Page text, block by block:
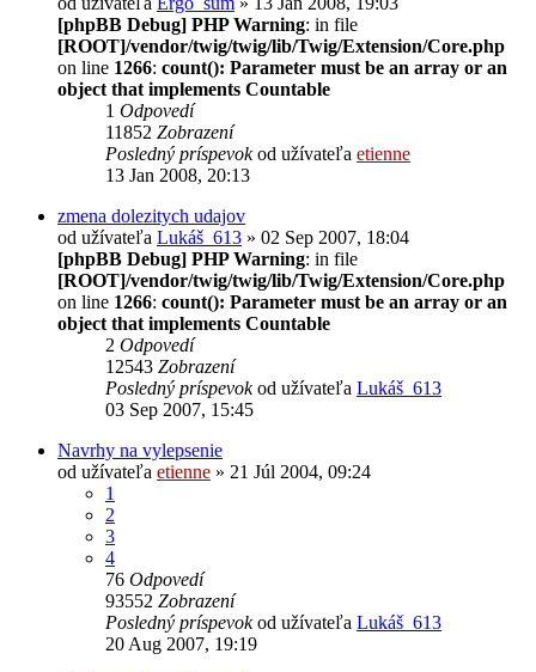
[phpBB Debug] PHP Warning: in file
[ROOT]/vendor/twig/twig/lib/Twig/Extension/Core.php
on line 1266: count(): Parameter must be an array or an
object that implements Countable
1 Odpovedí
11852 Zobrazení
Posledný príspevokod užívateľa etienne
13 Jan 2008, 20:13
zmena dolezitych udajov
od užívateľa Lukáš_613 » 02 Sep 2007, 18:04
[phpBB Debug] PHP Warning: in file
[ROOT]/vendor/twig/twig/lib/Twig/Extension/Core.php
on line 1266: count(): Parameter must be an array or an
object that implements Countable
2 Odpovedí
12543 Zobrazení
Posledný príspevokod užívateľa Lukáš_613
03 Sep 2007, 15:45
Navrhy na vylepsenie
od užívateľa etienne » 21 Júl 2004, 09:24
1
2
3
4
76 Odpovedí
93552 Zobrazení
Posledný príspevokod užívateľa Lukáš_613
20 Aug 2007, 19:19